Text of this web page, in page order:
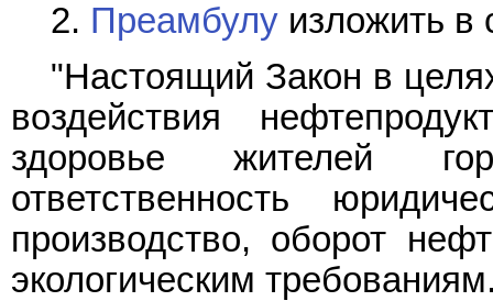
2. Преамбулу изложить
"Настоящий Закон в
воздействия
здоровье жителей
ответственность
производство, оборот
экологическим